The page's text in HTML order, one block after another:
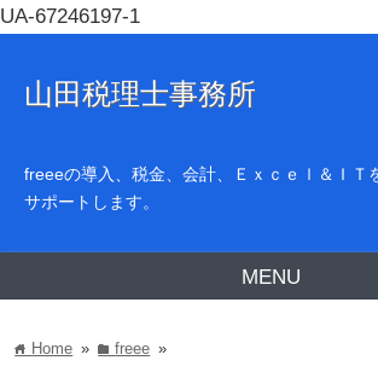
UA-67246197-1
山田税理士事務所
freeeの導入、税金、会計、Ｅｘｃｅｌ＆ＩＴ
サポートします。
MENU
home Home » folderfreee »